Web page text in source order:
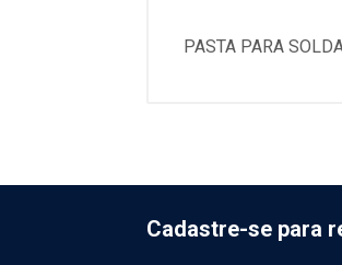
PASTA PARA
Cadastre-se para